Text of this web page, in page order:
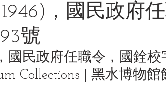
，國民政府任
號
國民政府任職令，國銓校
Collections | 黑水博物館